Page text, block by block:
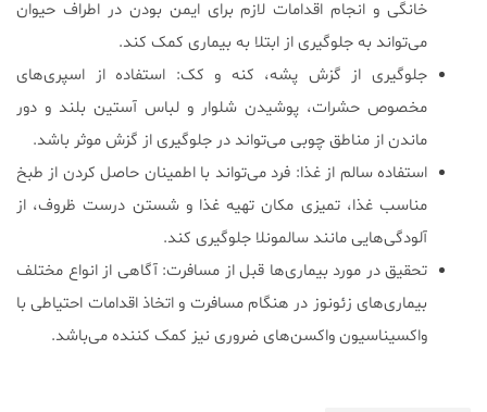
خانگی و انجام اقدامات لازم برای ایمن بودن در اطراف حیوان
می‌تواند به جلوگیری از ابتلا به بیماری کمک کند.
جلوگیری از گزش پشه، کنه و کک: استفاده از اسپری‌های
مخصوص حشرات، پوشیدن شلوار و لباس آستین بلند و دور
ماندن از مناطق چوبی می‌تواند در جلوگیری از گزش موثر باشد.
استفاده سالم از غذا: فرد می‌تواند با اطمینان حاصل کردن از طبخ
مناسب غذا، تمیزی مکان تهیه غذا و شستن درست ظروف، از
آلودگی‌هایی مانند سالمونلا جلوگیری کند.
تحقیق در مورد بیماری‌ها قبل از مسافرت: آگاهی از انواع مختلف
بیماری‌های زئونوز در هنگام مسافرت و اتخاذ اقدامات احتیاطی با
واکسیناسیون واکسن‌های ضروری نیز کمک کننده می‌باشد.